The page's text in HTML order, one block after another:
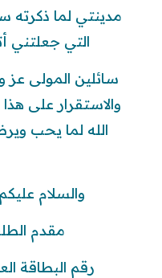
مدينتي لما ذكرته
التي جعلتني
سائلين المولى عز
والاستقرار على
الله لما يحب
والسلام
مقدم
رقم البطاقة